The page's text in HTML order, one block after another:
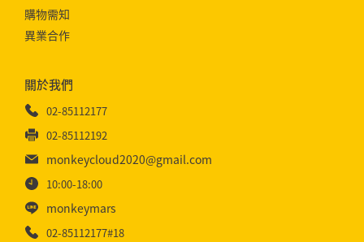
關於我們
02-85112177
02-85112192
monkeycloud2020@gmail.com
10:00-18:00
monkeymars
02-85112177#18
購物需知
異業合作